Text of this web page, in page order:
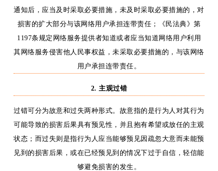
通知后，应当及时采取必要措施，未及时采取必要措施的，对
损害的扩大部分与该网络用户承担连带责任；《民法典》第
1197条规定网络服务提供者知道或者应当知道网络用户利用
其网络服务侵害他人民事权益，未采取必要措施的，与该网络
用户承担连带责任。
2. 主观过错
过错可分为故意和过失两种形式。故意指的是行为人对其行为
可能导致的损害后果具有预见性，并且抱有希望或放任的主观
状态；而过失则是指行为人应当能够预见因疏忽大意而未能预
见到的损害后果，或在已经预见到的情况下过于自信，轻信能
够避免损害的发生 。